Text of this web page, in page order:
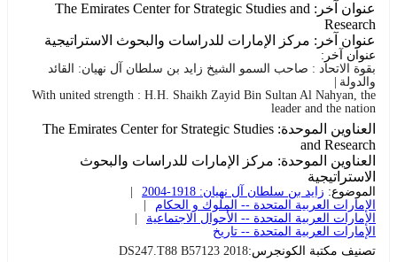
عنوان آخر: The Emirates Center for Strategic Studies and
Research
عنوان آخر: مركز الإمارات للدراسات والبحوث الاستراتيجية
عنوان آخر:
بقوة الاتحاد : صاحب السمو الشيخ زايد بن سلطان آل نهيان: القائد
والدولة
With united strength : H.H. Shaikh Zayid Bin Sultan Al Nahyan, the
leader and the nation
العناوين الموحدة: The Emirates Center for Strategic Studies
and Research
العناوين الموحدة: مركز الإمارات للدراسات والبحوث
الاستراتيجية
الموضوع: زايد بن سلطان آل نهيان: 1918-2004
الإمارات العربية المتحدة -- الملوك و الحكام
الإمارات العربية المتحدة -- الأحوال الاجتماعية
الإمارات العربية المتحدة -- تاريخ
تصنيف مكتبة الكونجرس:DS247.T88 B57123 2018